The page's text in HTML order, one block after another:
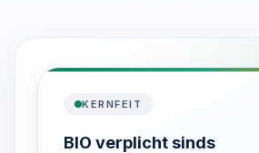
KERNFEIT
BIO verplicht sinds